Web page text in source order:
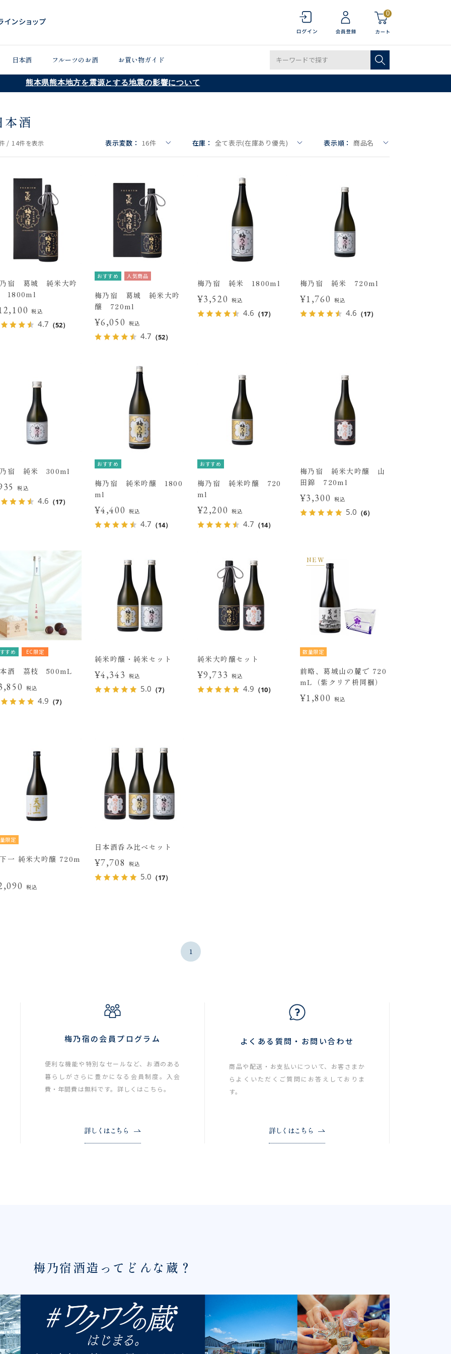
0
日本酒 フルーツのお酒 お買い物ガイド
熊本県熊本地方を震源とする地震の影響について
本酒
/ 14件を表示 表示変数： 16件 在庫： 全て表示(在庫あり優先) 表示順： 商品名
宿 葛城 純米大吟
1800ml
税込
4.7 （52）
おすすめ 人気商品
梅乃宿 葛城 純米大吟
醸 720ml
¥6,050 税込
4.7 （52）
梅乃宿 純米 1800ml
¥3,520 税込
4.6 （17）
梅乃宿 純米 720ml
¥1,760 税込
4.6 （17）
宿 純米 300ml
税込
4.6 （17）
おすすめ
梅乃宿 純米吟醸 1800
ml
¥4,400 税込
4.7 （14）
おすすめ
梅乃宿 純米吟醸 720
ml
¥2,200 税込
4.7 （14）
梅乃宿 純米大吟醸 山
田錦 720ml
¥3,300 税込
5.0 （6）
すめ EC限定
酒 茘枝 500mL
税込
4.9 （7）
純米吟醸・純米セット
¥4,343 税込
5.0 （7）
純米大吟醸セット
¥9,733 税込
4.9 （10）
NEW
数量限定
前略、葛城山の麓で 720
mL（紫クリア枡同梱）
¥1,800 税込
限定
一 純米大吟醸 720m
税込
日本酒呑み比べセット
¥7,708 税込
5.0 （17）
1
梅乃宿の会員プログラム
便利な機能や特別なセールなど、お酒のある
暮らしがさらに豊かになる会員制度。入会
費・年間費は無料です。詳しくはこちら。
詳しくはこちら
よくある質問・お問い合わせ
商品や配送・お支払いについて、お客さまか
らよくいただくご質問にお答えしておりま
す。
詳しくはこちら
梅乃宿酒造ってどんな蔵？